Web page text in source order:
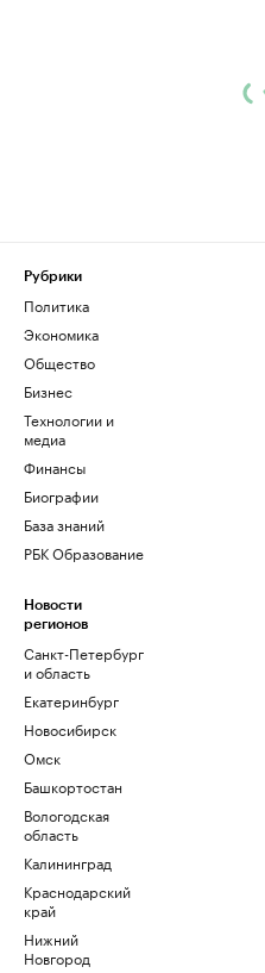
Рубрики
Политика
Экономика
Общество
Бизнес
Технологии и
медиа
Финансы
Биографии
База знаний
РБК Образование
Новости
регионов
Санкт-Петербург
и область
Екатеринбург
Новосибирск
Омск
Башкортостан
Вологодская
область
Калининград
Краснодарский
край
Нижний
Новгород